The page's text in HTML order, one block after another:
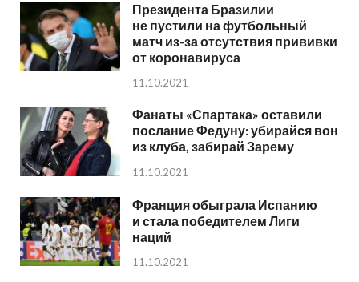
Президента Бразилии
не пустили на футбольный
матч из-за отсутствия прививки
от коронавируса
11.10.2021
Фанаты «Спартака» оставили
послание Федуну: убирайся вон
из клуба, забирай Зарему
11.10.2021
Франция обыграла Испанию
и стала победителем Лиги
наций
11.10.2021